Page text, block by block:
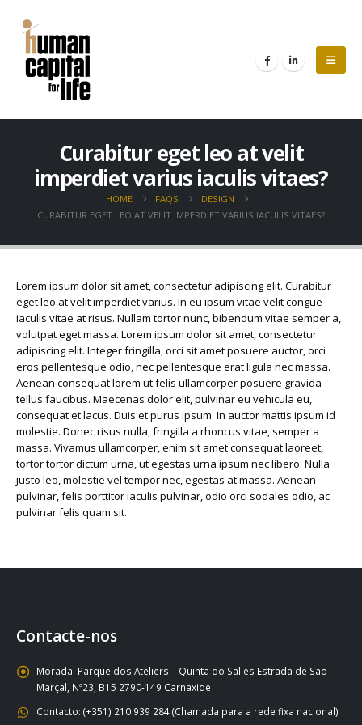
Curabitur eget leo at velit
imperdiet varius iaculis vitaes?
HOME FAQS
DESIGN
CURABITUR EGET LEO AT VELIT IMPERDIET VARIUS IACULIS VITAES?
Lorem ipsum dolor sit amet, consectetur adipiscing elit. Curabitur
eget leo at velit imperdiet varius. In eu ipsum vitae velit congue
iaculis vitae at risus. Nullam tortor nunc, bibendum vitae semper a,
volutpat eget massa. Lorem ipsum dolor sit amet, consectetur
adipiscing elit. Integer fringilla, orci sit amet posuere auctor, orci
eros pellentesque odio, nec pellentesque erat ligula nec massa.
Aenean consequat lorem ut felis ullamcorper posuere gravida
tellus faucibus. Maecenas dolor elit, pulvinar eu vehicula eu,
consequat et lacus. Duis et purus ipsum. In auctor mattis ipsum id
molestie. Donec risus nulla, fringilla a rhoncus vitae, semper a
massa. Vivamus ullamcorper, enim sit amet consequat laoreet,
tortor tortor dictum urna, ut egestas urna ipsum nec libero. Nulla
justo leo, molestie vel tempor nec, egestas at massa. Aenean
pulvinar, felis porttitor iaculis pulvinar, odio orci sodales odio, ac
pulvinar felis quam sit.
Contacte-nos
Morada: Parque dos Ateliers – Quinta do Salles Estrada de São
Marçal, Nº23, B15 2790-149 Carnaxide
Contacto: (+351) 210 939 284 (Chamada para a rede fixa nacional)